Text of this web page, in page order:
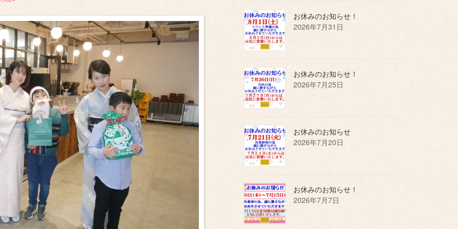
お休みのお知らせ！
2026年7月31日
お休みのお知らせ！
2026年7月25日
お休みのお知らせ
2026年7月20日
お休みのお知らせ！
2026年7月7日